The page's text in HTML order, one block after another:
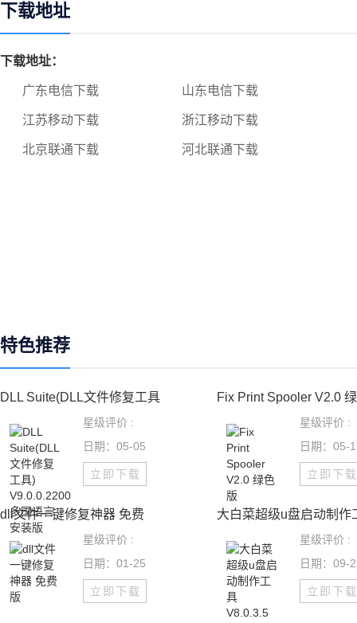
下载地址
下载地址：
广东电信下载 山东电信下载
江苏移动下载 浙江移动下载
北京联通下载 河北联通下载
特色推荐
DLL Suite(DLL文件修复工具
星级评价 :
日期：05-05
立即下载
Fix Print Spooler V2.0 绿
星级评价 :
日期：05-
立即下载
dll文件一键修复神器 免费
星级评价 :
日期：01-25
立即下载
大白菜超级u盘启动制作
星级评价 :
日期：09-
立即下载